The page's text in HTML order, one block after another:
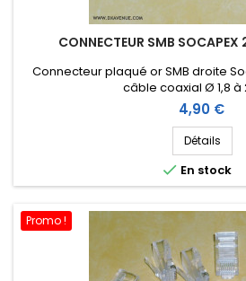
CONNECTEUR SMB
Connecteur plaqué or SMB droite
câble coaxial Ø 1,8 à
Prix
4,90 €
Détails
 En stock
Promo !